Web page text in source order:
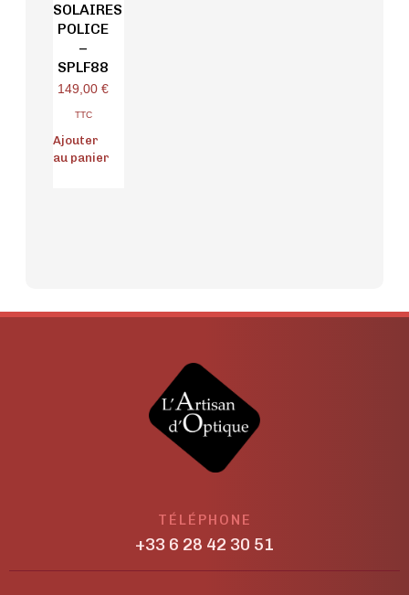
SOLAIRES
POLICE
–
SPLF88
149,00 €
TTC
Ajouter
au panier
TÉLÉPHONE
+33 6 28 42 30 51